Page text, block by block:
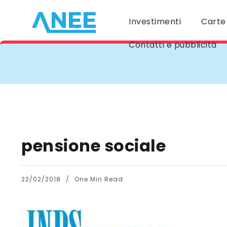
Investimenti
Contatti e pubblicità
pensione sociale
22/02/2018 One Min Read